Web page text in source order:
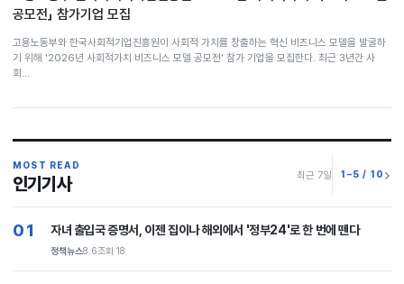
공모전」 참가기업 모집
고용노동부와 한국사회적기업진흥원이 사회적 가치를 창출하는 혁신 비즈니스 모델을 발굴하
기 위해 '2026년 사회적가치 비즈니스 모델 공모전' 참가 기업을 모집한다. 최근 3년간 사
회…
MOST READ
인기기사 최근 7일 1–5 / 10
01 자녀 출입국 증명서, 이젠 집이나 해외에서 '정부24'로 한 번에 뗀다
정책뉴스8.6조회 18